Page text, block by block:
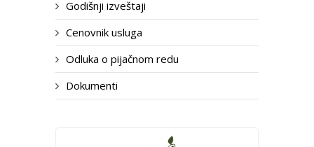
Godišnji izveštaji
Cenovnik usluga
Odluka o pijačnom redu
Dokumenti